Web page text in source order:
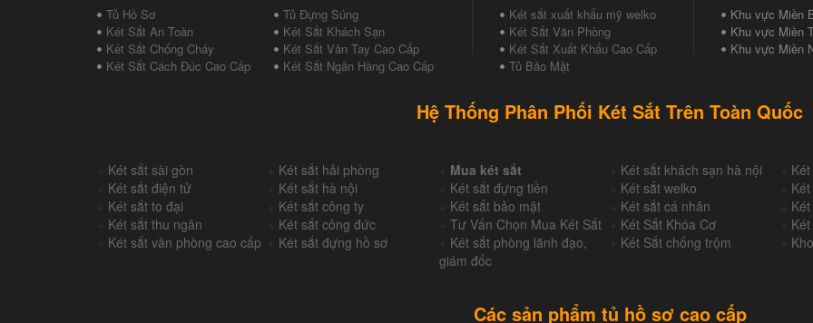
Tủ Hồ Sơ
Tủ Đựng Súng
Két Sắt An Toàn
Két Sắt Khách Sạn
Két Sắt Chống Cháy
Két Sắt Vân Tay Cao Cấp
Két Sắt Cách Đúc Cao Cấp
Két Sắt Ngân Hàng Cao Cấp
Két sắt xuất khẩu mỹ welko
Két Sắt Văn Phòng
Két Sắt Xuất Khẩu Cao Cấp
Tủ Bảo Mật
Khu vực Miền
Khu vực Miền
Khu vực Miền
Hệ Thống Phân Phối Két Sắt Trên Toàn Quốc
Két sắt sài gòn Két sắt hải phòng Mua két sắt Két sắt khách sạn hà nội
Két sắt điện tử Két sắt hà nội Két sắt đựng tiền Két sắt welko
Két sắt to đại Két sắt công ty Két sắt bảo mật Két sắt cá nhân
Két sắt thu ngân Két sắt công đức Tư Vấn Chọn Mua Két Sắt Két Sắt Khóa Cơ
Két sắt văn phòng cao cấp Két sắt đựng hồ sơ
Két sắt phòng lãnh đạo,
giám đốc
Két Sắt chống trộm
Các sản phẩm tủ hồ sơ cao cấp